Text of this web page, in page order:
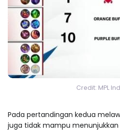
Credit: MPL
Pada pertandingan kedua
juga tidak mampu